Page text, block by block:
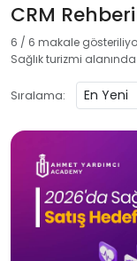
CRM Rehberi
6 / 6 makale
Sağlık turizmi
Sıralama: